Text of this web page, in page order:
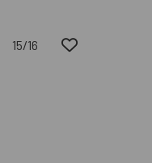
15/16